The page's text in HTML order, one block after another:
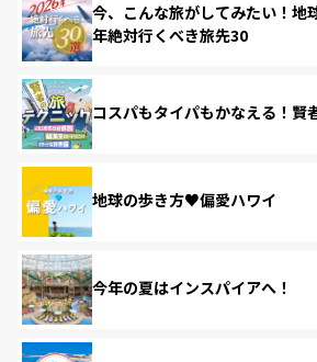
今、こんな旅がしてみたい！地
年絶対行くべき旅先30
コスパもタイパもかなえる！賢
地球の歩き方♥偏愛ハワイ
今年の夏はインスパイアへ！